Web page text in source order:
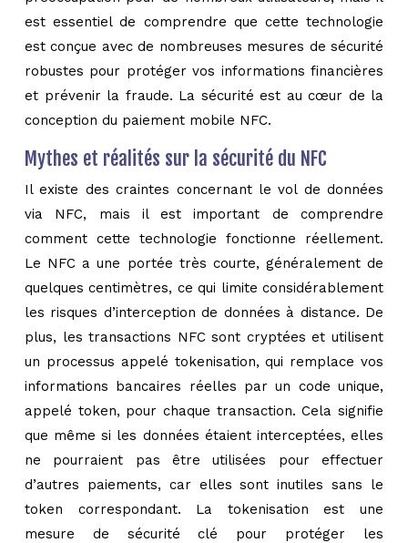
est essentiel de comprendre que cette technologie
est conçue avec de nombreuses mesures de sécurité
robustes pour protéger vos informations financières
et prévenir la fraude. La sécurité est au cœur de la
conception du paiement mobile NFC.
Mythes et réalités sur la sécurité du NFC
Il existe des craintes concernant le vol de données
via NFC, mais il est important de comprendre
comment cette technologie fonctionne réellement.
Le NFC a une portée très courte, généralement de
quelques centimètres, ce qui limite considérablement
les risques d’interception de données à distance. De
plus, les transactions NFC sont cryptées et utilisent
un processus appelé tokenisation, qui remplace vos
informations bancaires réelles par un code unique,
appelé token, pour chaque transaction. Cela signifie
que même si les données étaient interceptées, elles
ne pourraient pas être utilisées pour effectuer
d’autres paiements, car elles sont inutiles sans le
token correspondant. La tokenisation est une
mesure de sécurité clé pour protéger les